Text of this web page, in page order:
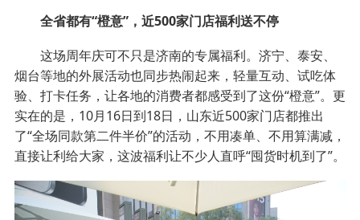
全省都有“橙意”，近500家门店福利送不停
这场周年庆可不只是济南的专属福利。济宁、泰安、
烟台等地的外展活动也同步热闹起来，轻量互动、试吃体
验、打卡任务，让各地的消费者都感受到了这份“橙意”。更
实在的是，10月16日到18日，山东近500家门店都推出
了“全场同款第二件半价”的活动，不用凑单、不用算满减，
直接让利给大家，这波福利让不少人直呼“囤货时机到了”。